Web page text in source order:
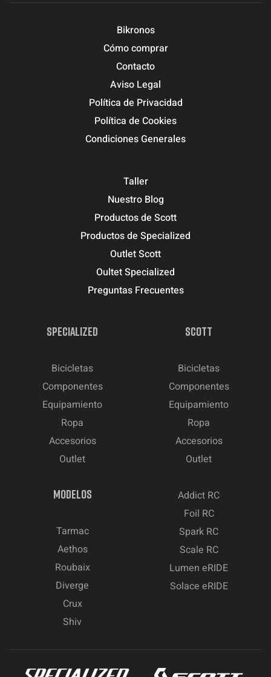
Bikronos
Cómo comprar
Contacto
Aviso Legal
Política de Privacidad
Política de Cookies
Condiciones Generales
Taller
Nuestro Blog
Productos de Scott
Productos de Specialized
Outlet Scott
Oultet Specialized
Preguntas Frecuentes
SPECIALIZED
Bicicletas
Componentes
Equipamiento
Ropa
Accesorios
Outlet
SCOTT
Bicicletas
Componentes
Equipamiento
Ropa
Accesorios
Outlet
MODELOS
Tarmac
Aethos
Roubaix
Diverge
Crux
Shiv
Addict RC
Foil RC
Spark RC
Scale RC
Lumen eRIDE
Solace eRIDE